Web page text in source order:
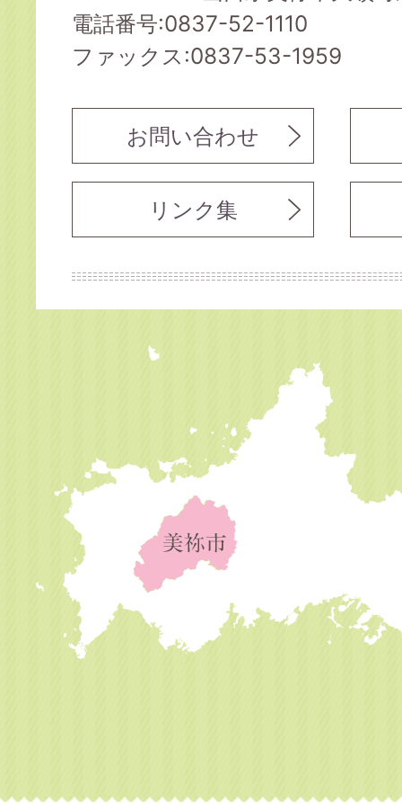
電話番号:0837-52-1110
ファックス:0837-53-1959
お問い合わせ
リンク集